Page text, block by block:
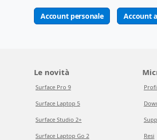
Account personale Account
Le novità
Surface Pro 9
Surface Laptop 5
Surface Studio 2+
Surface Laptop Go 2 Resi